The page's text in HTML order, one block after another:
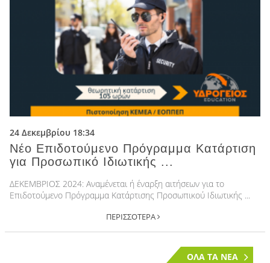
24 Δεκεμβρίου 18:34
Νέο Επιδοτούμενο Πρόγραμμα Κατάρτιση
για Προσωπικό Ιδιωτικής ...
ΔΕΚΕΜΒΡΙΟΣ 2024: Αναμένεται ή έναρξη αιτήσεων για το
Επιδοτούμενο Πρόγραμμα Κατάρτισης Προσωπικού Ιδιωτικής ...
ΠΕΡΙΣΣΟΤΕΡΑ
ΟΛΑ ΤΑ ΝΕΑ